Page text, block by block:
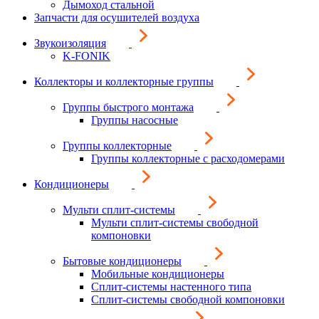
Дымоход стальной
Запчасти для осушителей воздуха
Звукоизоляция
K-FONIK
Коллекторы и коллекторные группы
Группы быстрого монтажа
Группы насосные
Группы коллекторные
Группы коллекторные с расходомерами
Кондиционеры
Мульти сплит-системы
Мульти сплит-системы свободной
компоновки
Бытовые кондиционеры
Мобильные кондиционеры
Сплит-системы настенного типа
Сплит-системы свободной компоновки